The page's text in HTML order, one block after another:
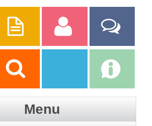
Publicações Servidor
Fale Com a
Prefeitura
Menu